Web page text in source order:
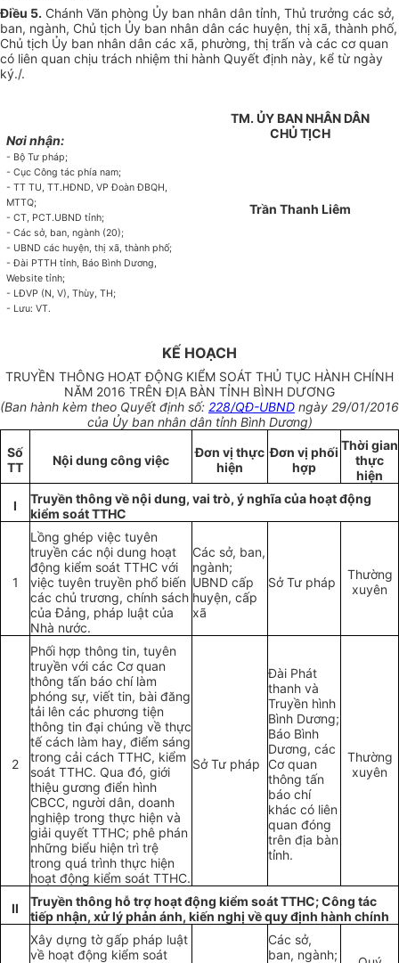
Điều 5. Chánh Văn phòng Ủy ban nhân dân tỉnh, Thủ trưởng các sở,
ban, ngành, Chủ tịch Ủy ban nhân dân các huyện, thị xã, thành phố,
Chủ tịch Ủy ban nhân dân các xã, phường, thị trấn và các cơ quan
có liên quan chịu trách nhiệm thi hành Quyết định này, kể từ ngày
ký./.
Nơi nhận:
- Bộ Tư pháp;
- Cục Công tác phía nam;
- TT TU, TT.HĐND, VP Đoàn ĐBQH,
MTTQ;
- CT, PCT.UBND tỉnh;
- Các sở, ban, ngành (20);
- UBND các huyện, thị xã, thành phố;
- Đài PTTH tỉnh, Báo Bình Dương,
Website tỉnh;
- LĐVP (N, V), Thùy, TH;
- Lưu: VT.
TM. ỦY BAN NHÂN DÂN
CHỦ TỊCH
Trần Thanh Liêm
KẾ HOẠCH
TRUYỀN THÔNG HOẠT ĐỘNG KIỂM SOÁT THỦ TỤC HÀNH CHÍNH
NĂM 2016 TRÊN ĐỊA BÀN TỈNH BÌNH DƯƠNG
(Ban hành kèm theo Quyết định số: 228/QĐ-UBND ngày 29/01/2016
của Ủy ban nhân dân tỉnh Bình Dương)
Số
TT
Nội dung công việc
Đơn vị thực
hiện
Đơn vị phối
hợp
Thời gian
thực
hiện
I
Truyền thông vềnội dung, vai trò, ý nghĩa của hoạtđộng
kiểm soát TTHC
1
Lồng ghép việc tuyên
truyền các nội dung hoạt
động kiểm soát TTHC với
việc tuyên truyền phổ biến
các chủ trương, chính sách
của Đảng, pháp luật của
Nhà nước.
Các sở, ban,
ngành;
UBND cấp
huyện, cấp
xã
Sở Tư pháp
Thường
xuyên
2
Phối hợp thông tin, tuyên
truyền với các Cơ quan
thông tấn báo chí làm
phóng sự, viết tin, bài đăng
tải lên các phương tiện
thông tin đại chúng về thực
tế cách làm hay, điểm sáng
trong cải cách TTHC, kiểm
soát TTHC. Qua đó, giới
thiệu gương điển hình
CBCC, người dân, doanh
nghiệp trong thực hiện và
giải quyết TTHC; phê phán
những biểu hiện trì trệ
trong quá trình thực hiện
hoạt động kiểm soát TTHC.
Sở Tư pháp
Đài Phát
thanh và
Truyền hình
Bình Dương;
Báo Bình
Dương, các
Cơ quan
thông tấn
báo chí
khác có liên
quan đóng
trên địa bàn
tỉnh.
Thường
xuyên
II
Truyền thông hỗ trợ hoạt động kiểm soát TTHC; Công tác
tiếp nhận, xử lý phản ánh, kiến nghị về quy định hành chính
Xây dựng tờ gấp pháp luật
về hoạt động kiểm soát
Các sở,
ban, ngành;